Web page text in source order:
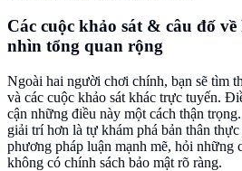
Các cuộc khảo sát & câu đố
nhìn tổng quan rộng
Ngoài hai người chơi chính, bạn sẽ tìm
và các cuộc khảo sát khác trực tuyến.
cận những điều này một cách thận
giải trí hơn là tự khám phá bản thân
phương pháp luận mạnh mẽ, hỏi những
không có chính sách bảo mật rõ ràng.